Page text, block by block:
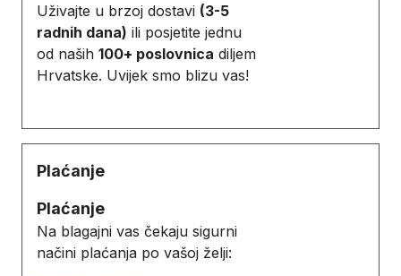
Uživajte u brzoj dostavi (3-5
radnih dana) ili posjetite jednu
od naših 100+ poslovnica diljem
Hrvatske. Uvijek smo blizu vas!
Plaćanje
Plaćanje
Na blagajni vas čekaju sigurni
načini plaćanja po vašoj želji: